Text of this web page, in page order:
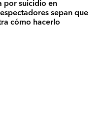
por suicidio en
sepan que
cómo hacerlo